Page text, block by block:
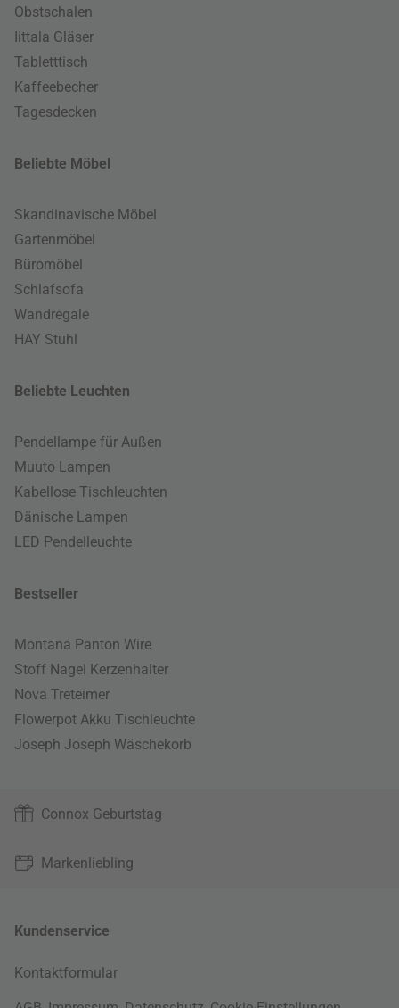
Obstschalen
Iittala Gläser
Tabletttisch
Kaffeebecher
Tagesdecken
Beliebte Möbel
Skandinavische Möbel
Gartenmöbel
Büromöbel
Schlafsofa
Wandregale
HAY Stuhl
Beliebte Leuchten
Pendellampe für Außen
Muuto Lampen
Kabellose Tischleuchten
Dänische Lampen
LED Pendelleuchte
Bestseller
Montana Panton Wire
Stoff Nagel Kerzenhalter
Nova Treteimer
Flowerpot Akku Tischleuchte
Joseph Joseph Wäschekorb
Connox Geburtstag
Markenliebling
Kundenservice
Kontaktformular